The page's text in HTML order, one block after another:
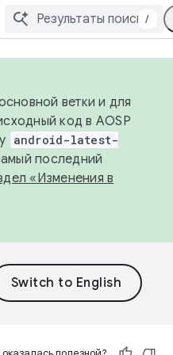
/
ветки и для
код в AOSP
android-latest-
последний
«Изменения в